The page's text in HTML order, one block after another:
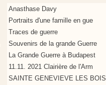
Anasthase Davy
Portraits d'une famille en gue
Traces de guerre
Souvenirs de la grande Guerre
La Grande Guerre à Budapest
11.11. 2021 Clairière de l'Arm
SAINTE GENEVIEVE LES BOIS